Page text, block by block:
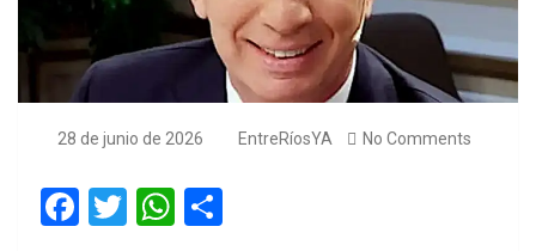
28 de junio de 2026 EntreRíosYA No Comments
F
T
W